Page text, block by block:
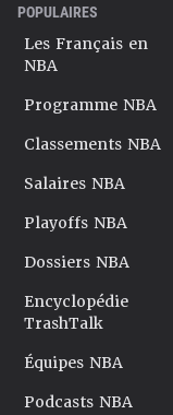
POPULAIRES
Les Français en
NBA
Programme NBA
Classements NBA
Salaires NBA
Playoffs NBA
Dossiers NBA
Encyclopédie
TrashTalk
Équipes NBA
Podcasts NBA